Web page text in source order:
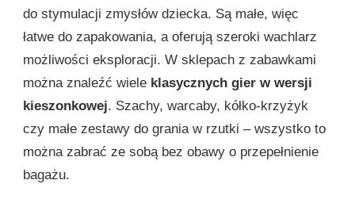
do stymulacji zmysłów dziecka. Są małe, więc
łatwe do zapakowania, a oferują szeroki wachlarz
możliwości eksploracji. W sklepach z zabawkami
można znaleźć wiele klasycznych gier w wersji
kieszonkowej. Szachy, warcaby, kółko-krzyżyk
czy małe zestawy do grania w rzutki – wszystko to
można zabrać ze sobą bez obawy o przepełnienie
bagażu.